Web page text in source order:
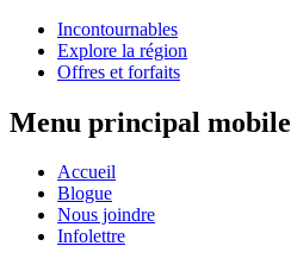
Incontournables
Explore la région
Offres et forfaits
Menu principal mobile
Accueil
Blogue
Nous joindre
Infolettre